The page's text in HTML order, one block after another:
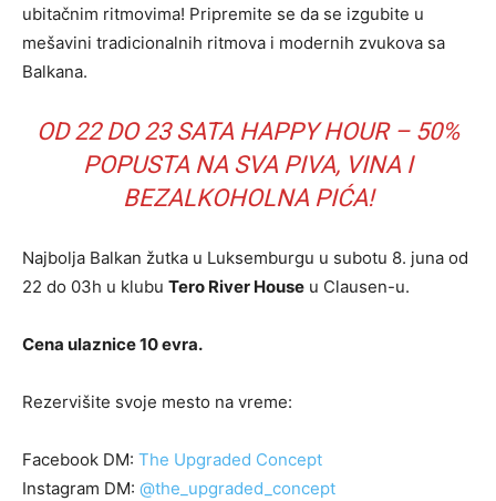
ubitačnim ritmovima! Pripremite se da se izgubite u
mešavini tradicionalnih ritmova i modernih zvukova sa
Balkana.
OD 22 DO 23 SATA HAPPY HOUR – 50%
POPUSTA NA SVA PIVA, VINA I
BEZALKOHOLNA PIĆA!
Najbolja Balkan žutka u Luksemburgu u subotu 8. juna od
22 do 03h u klubu Tero River House u Clausen-u.
Cena ulaznice 10 evra.
Rezervišite svoje mesto na vreme:
Facebook DM: The Upgraded Concept
Instagram DM: @the_upgraded_concept